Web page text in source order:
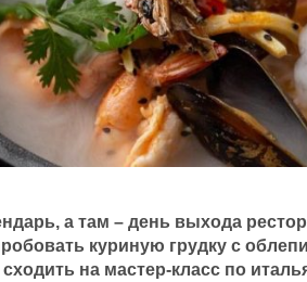
а там – день выхода
куриную грудку с
на мастер-класс по